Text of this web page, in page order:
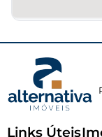
Links Úteis